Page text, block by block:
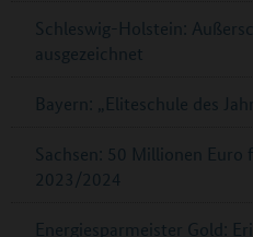
Schleswig-Holstein:
ausgezeichnet
Bayern: „Eliteschule des
Sachsen: 50 Millionen Euro
2023/2024
Energiesparmeister Gold: